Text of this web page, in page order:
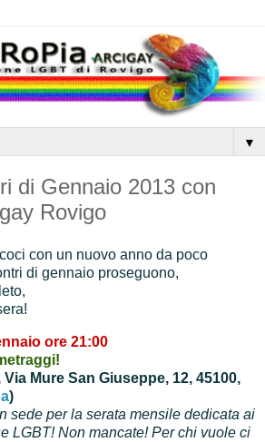
▼
di Gennaio 2013 con
Rovigo
con un nuovo anno da poco
di gennaio proseguono,
ore 21:00
Via Mure San Giuseppe, 12, 45100,
)
sede per la serata mensile dedicata ai
LGBT! Non mancate! Per chi vuole ci